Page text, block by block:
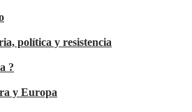
política y resistencia
?
y Europa